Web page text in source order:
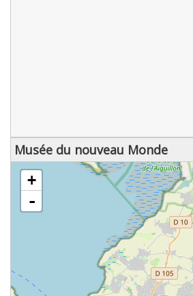
Musée du nouveau Monde
chargement de la carte - veuillez patienter...
+
-